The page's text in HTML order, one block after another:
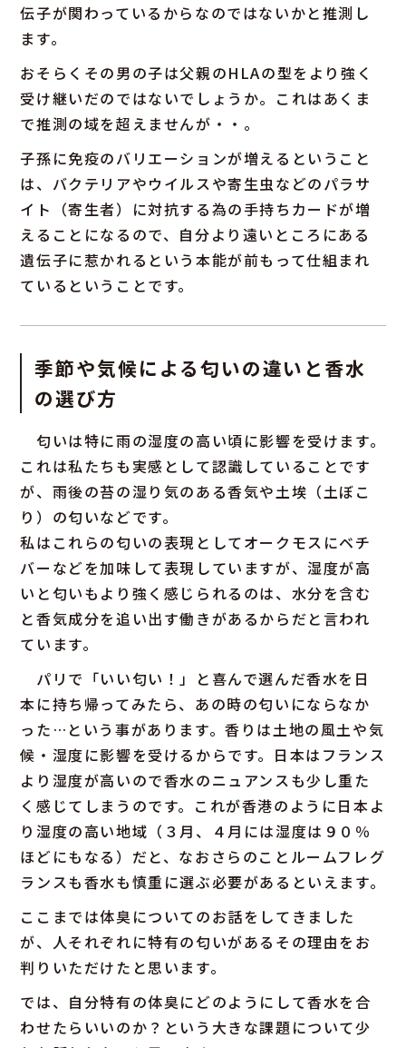
伝子が関わっているからなのではないかと推測し
ます。
おそらくその男の子は父親のHLAの型をより強く
受け継いだのではないでしょうか。これはあくま
で推測の域を超えませんが・・。
子孫に免疫のバリエーションが増えるということ
は、バクテリアやウイルスや寄生虫などのパラサ
イト（寄生者）に対抗する為の手持ちカードが増
えることになるので、自分より遠いところにある
遺伝子に惹かれるという本能が前もって仕組まれ
ているということです。
季節や気候による匂いの違いと香水
の選び方
匂いは特に雨の湿度の高い頃に影響を受けます。
これは私たちも実感として認識していることです
が、雨後の苔の湿り気のある香気や土埃（土ぼこ
り）の匂いなどです。
私はこれらの匂いの表現としてオークモスにベチ
バーなどを加味して表現していますが、湿度が高
いと匂いもより強く感じられるのは、水分を含む
と香気成分を追い出す働きがあるからだと言われ
ています。
パリで「いい匂い！」と喜んで選んだ香水を日
本に持ち帰ってみたら、あの時の匂いにならなか
った…という事があります。香りは土地の風土や気
候・湿度に影響を受けるからです。日本はフランス
より湿度が高いので香水のニュアンスも少し重た
く感じてしまうのです。これが香港のように日本よ
り湿度の高い地域（３月、４月には湿度は９０％
ほどにもなる）だと、なおさらのことルームフレグ
ランスも香水も慎重に選ぶ必要があるといえます。
ここまでは体臭についてのお話をしてきました
が、人それぞれに特有の匂いがあるその理由をお
判りいただけたと思います。
では、自分特有の体臭にどのようにして香水を合
わせたらいいのか？という大きな課題について少